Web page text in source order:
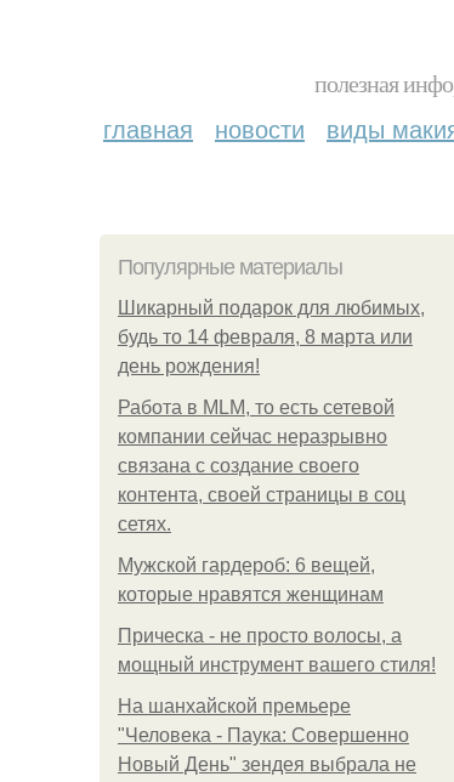
полезная
главная новости виды
Популярные материалы
Шикарный подарок для любимых,
будь то 14 февраля, 8 марта или
день рождения!
Работа в MLM, то есть сетевой
компании сейчас неразрывно
связана с создание своего
контента, своей страницы в соц
сетях.
Мужской гардероб: 6 вещей,
которые нравятся женщинам
Прическа - не просто волосы, а
мощный инструмент вашего стиля!
На шанхайской премьере
"Человека - Паука: Совершенно
Новый День" зендея выбрала не